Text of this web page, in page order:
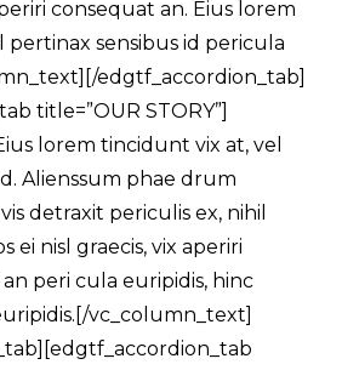
consequat an. Eius lorem
sensibus id pericula
edgtf_accordion_tab]
title=”OUR STORY”]
lorem tincidunt vix at, vel
Alienssum phae drum
detraxit periculis ex, nihil
ei nisl graecis, vix aperiri
peri cula euripidis, hinc
vc_column_text]